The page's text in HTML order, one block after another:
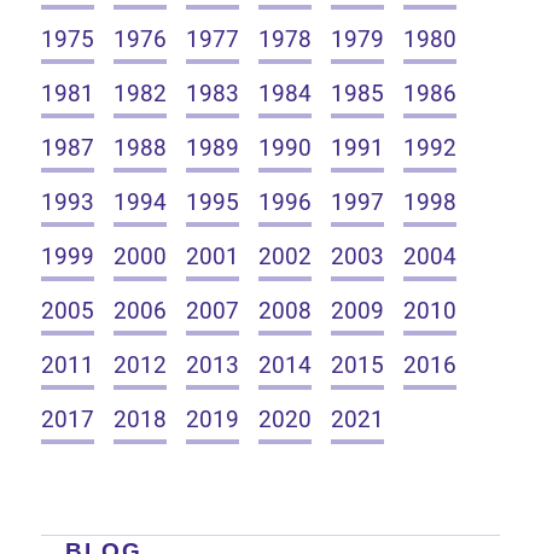
1975
1976 1977 1978 1979
1980
1981
1982 1983 1984 1985
1986
1987
1988 1989 1990 1991
1992
1993
1994 1995 1996 1997
1998
1999
2000 2001 2002 2003
2004
2005
2006 2007 2008 2009
2010
2011
2012 2013 2014 2015
2016
2017
2018 2019 2020 2021